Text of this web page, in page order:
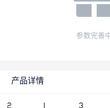
参数完善
产品详情